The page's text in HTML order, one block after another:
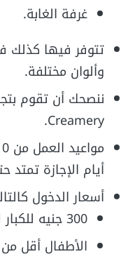
غرفة الغابة.
تتوفر فيها كذلك
وألوان مختلفة.
Creamery.
أيام الإجازة تمتد حتى
أسعار الدخول
300 جنيه للكبار لمدة ساعة واحدة.
الأطفال أقل من 4 سنوات مجانًا.